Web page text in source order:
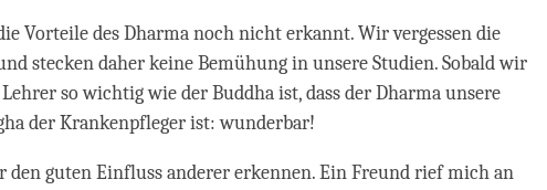
Vorteile des Dharma noch nicht erkannt. Wir vergessen die
stecken daher keine Bemühung in unsere Studien. Sobald wir
so wichtig wie der Buddha ist, dass der Dharma unsere
der Krankenpfleger ist: wunderbar!
guten Einfluss anderer erkennen. Ein Freund rief mich an